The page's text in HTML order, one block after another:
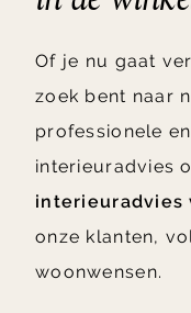
Of je nu gaat
zoek bent naar
professionele
interieuradvies
interieuradvies
onze klanten,
woonwensen.